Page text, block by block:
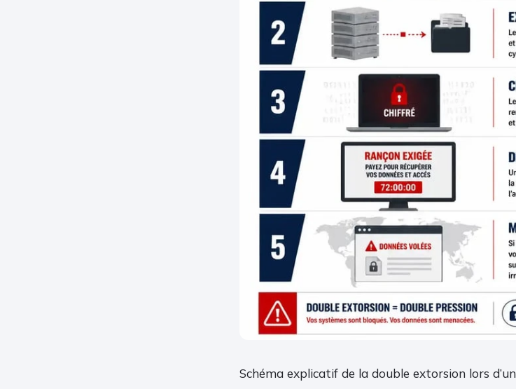
Schéma explicatif de la double extorsion lors